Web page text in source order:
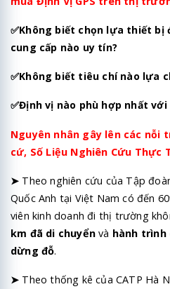
✅Không biết chọn lựa thiết bị
cung cấp nào uy tín?
✅Không biết tiêu chí nào lựa
✅Định vị nào phù hợp nhất với
Nguyên nhân gây lên các nỗi
cứ, Số Liệu Nghiên Cứu Thực
➤ Theo nghiên cứu của Tập
Quốc Anh tại Việt Nam có đến
viên kinh doanh đi thị trường
km đã di chuyển và hành
dừng đỗ.
➤ Theo thống kê của CATP Hà